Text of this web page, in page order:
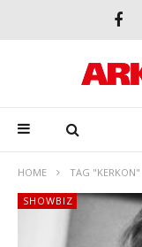
HOME TAG "KERKON"
SHOWBIZ